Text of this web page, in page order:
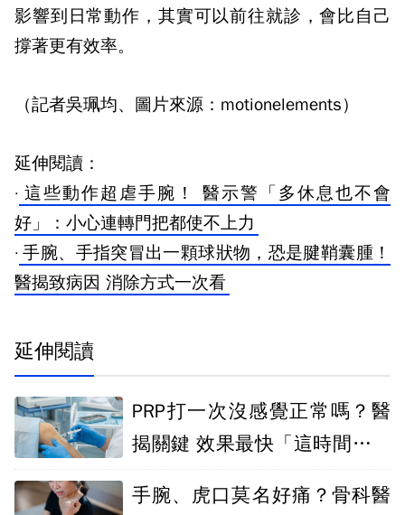
影響到日常動作，其實可以前往就診，會比自己
撐著更有效率。
（記者吳珮均、圖片來源：motionelements）
延伸閱讀：
· 這些動作超虐手腕！ 醫示警「多休息也不會
好」：小心連轉門把都使不上力
· 手腕、手指突冒出一顆球狀物，恐是腱鞘囊腫！
醫揭致病因 消除方式一次看
延伸閱讀
PRP打一次沒感覺正常嗎？醫
揭關鍵 效果最快「這時間」出
手腕、虎口莫名好痛？骨科醫